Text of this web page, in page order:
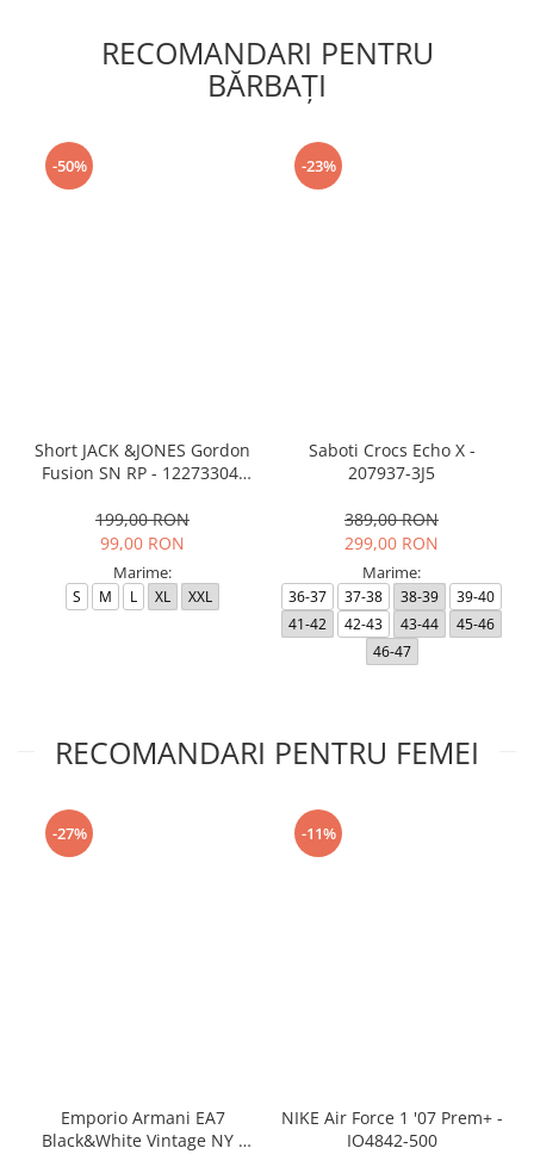
RECOMANDARI PENTRU
BĂRBAŢI
-50%
Short JACK &JONES Gordon
Fusion SN RP - 12273304-
199,00 RON
99,00 RON
Marime:
S M L XL XXL
-23%
Saboti Crocs Echo X -
207937-3J5
389,00 RON
299,00 RON
Marime:
36-37 37-38 38-39
39-40
41-42
42-43 43-44
45-46
46-47
RECOMANDARI PENTRU FEMEI
-27%
Emporio Armani EA7
Black&White Vintage NY -
-11%
NIKE Air Force 1 '07 Prem+ -
IO4842-500